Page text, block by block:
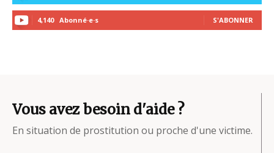
4,140 Abonné·e·s S'ABONNER
Vous avez besoin d'aide ?
En situation de prostitution ou proche d'une victime.